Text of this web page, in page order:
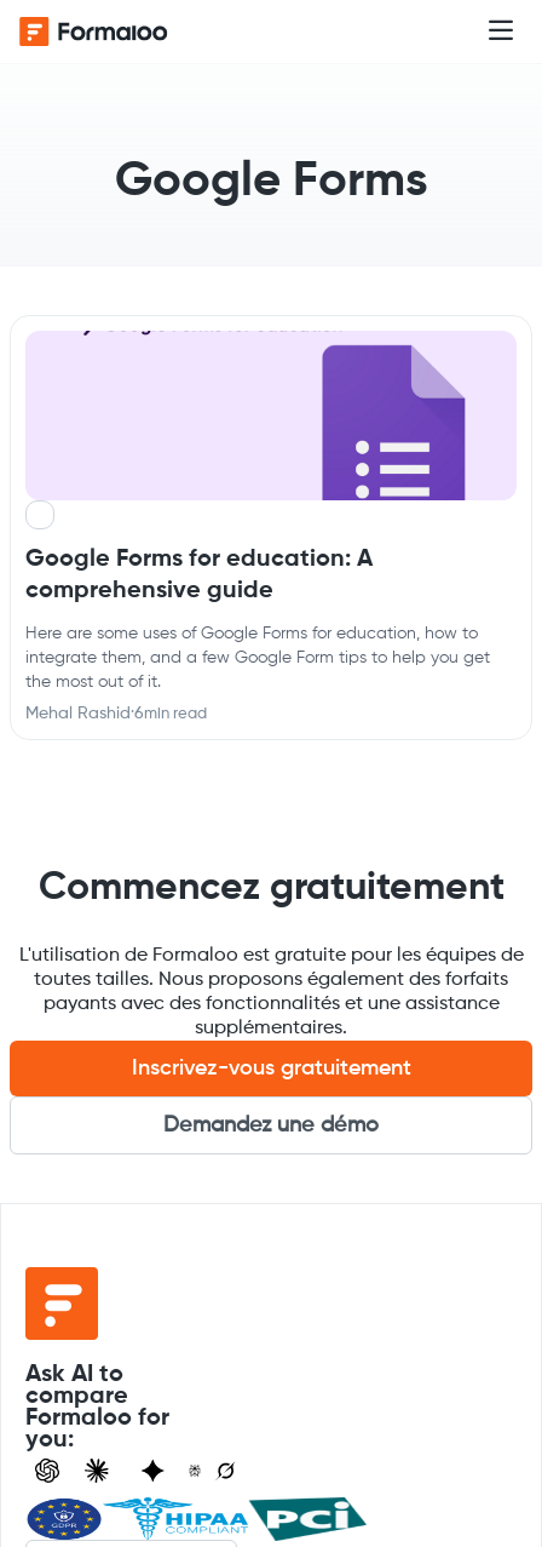
Google Forms
Google Forms for education: A
comprehensive guide
Here are some uses of Google Forms for education, how to
integrate them, and a few Google Form tips to help you get
the most out of it.
Mehal Rashid ·6min read
Commencez gratuitement
L'utilisation de Formaloo est gratuite pour les équipes de
toutes tailles. Nous proposons également des forfaits
payants avec des fonctionnalités et une assistance
supplémentaires.
Inscrivez-vous gratuitement
Demandez une démo
Ask AI to
compare
Formaloo for
you: